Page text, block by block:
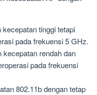
tinggi tetapi
pada frekuensi 5 GHz.
kecepatan rendah dan
pada frekuensi
802.11b dengan tetap